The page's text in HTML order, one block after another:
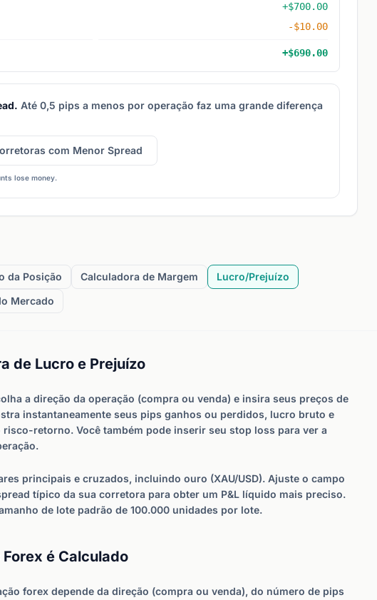
+$700.00
-$10.00
+$690.00
Até 0,5 pips a menos por operação faz uma grande diferença
com Menor Spread
lose money.
da Posição Calculadora de Margem
Lucro/Prejuízo
Mercado
de Lucro e Prejuízo
a direção da operação (compra ou venda) e insira seus preços de
instantaneamente seus pips ganhos ou perdidos, lucro bruto e
retorno. Você também pode inserir seu stop loss para ver a
principais e cruzados, incluindo ouro (XAU/USD). Ajuste o campo
típico da sua corretora para obter um P&L líquido mais preciso.
de lote padrão de 100.000 unidades por lote.
é Calculado
forex depende da direção (compra ou venda), do número de pips